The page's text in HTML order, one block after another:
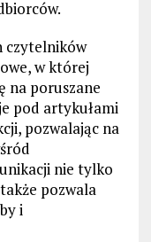
czytelników
w której
na poruszane
pod artykułami
pozwalając na
nie tylko
pozwala
i